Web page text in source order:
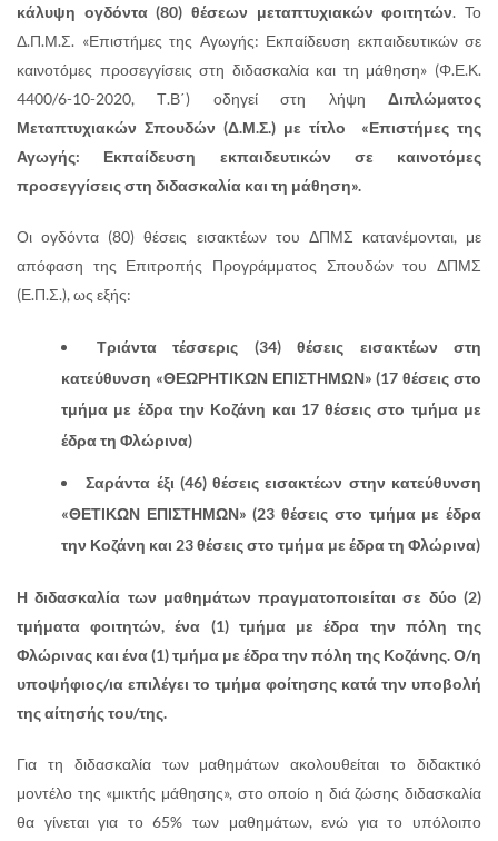
κάλυψη ογδόντα (80) θέσεων μεταπτυχιακών φοιτητών. Το
Δ.Π.Μ.Σ. «Επιστήμες της Αγωγής: Εκπαίδευση εκπαιδευτικών σε
καινοτόμες προσεγγίσεις στη διδασκαλία και τη μάθηση» (Φ.Ε.Κ.
4400/6-10-2020, Τ.Β΄) οδηγεί στη λήψη Διπλώματος
Μεταπτυχιακών Σπουδών (Δ.Μ.Σ.) με τίτλο «Επιστήμες της
Αγωγής: Εκπαίδευση εκπαιδευτικών σε καινοτόμες
προσεγγίσεις στη διδασκαλία και τη μάθηση».
Οι ογδόντα (80) θέσεις εισακτέων του ΔΠΜΣ κατανέμονται, με
απόφαση της Επιτροπής Προγράμματος Σπουδών του ΔΠΜΣ
(Ε.Π.Σ.), ως εξής:
Τριάντα τέσσερις (34) θέσεις εισακτέων στη
κατεύθυνση «ΘΕΩΡΗΤΙΚΩΝ ΕΠΙΣΤΗΜΩΝ» (17 θέσεις στο
τμήμα με έδρα την Κοζάνη και 17 θέσεις στο τμήμα με
έδρα τη Φλώρινα)
Σαράντα έξι (46) θέσεις εισακτέων στην κατεύθυνση
«ΘΕΤΙΚΩΝ ΕΠΙΣΤΗΜΩΝ» (23 θέσεις στο τμήμα με έδρα
την Κοζάνη και 23 θέσεις στο τμήμα με έδρα τη Φλώρινα)
Η διδασκαλία των μαθημάτων πραγματοποιείται σε δύο (2)
τμήματα φοιτητών, ένα (1) τμήμα με έδρα την πόλη της
Φλώρινας και ένα (1) τμήμα με έδρα την πόλη της Κοζάνης. Ο/η
υποψήφιος/ια επιλέγει το τμήμα φοίτησης κατά την υποβολή
της αίτησής του/της.
Για τη διδασκαλία των μαθημάτων ακολουθείται το διδακτικό
μοντέλο της «μικτής μάθησης», στο οποίο η διά ζώσης διδασκαλία
θα γίνεται για το 65% των μαθημάτων, ενώ για το υπόλοιπο